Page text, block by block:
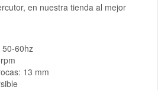
en nuestra tienda al mejor
50-60hz
13 mm